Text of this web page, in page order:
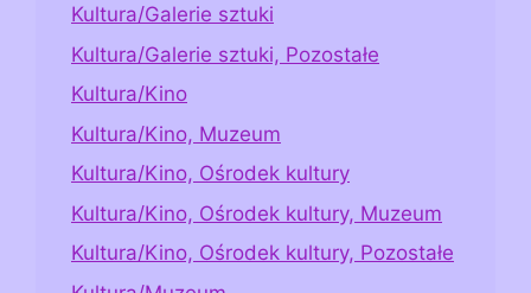
Kultura/Galerie sztuki
Kultura/Galerie sztuki, Pozostałe
Kultura/Kino
Kultura/Kino, Muzeum
Kultura/Kino, Ośrodek kultury
Kultura/Kino, Ośrodek kultury, Muzeum
Kultura/Kino, Ośrodek kultury, Pozostałe